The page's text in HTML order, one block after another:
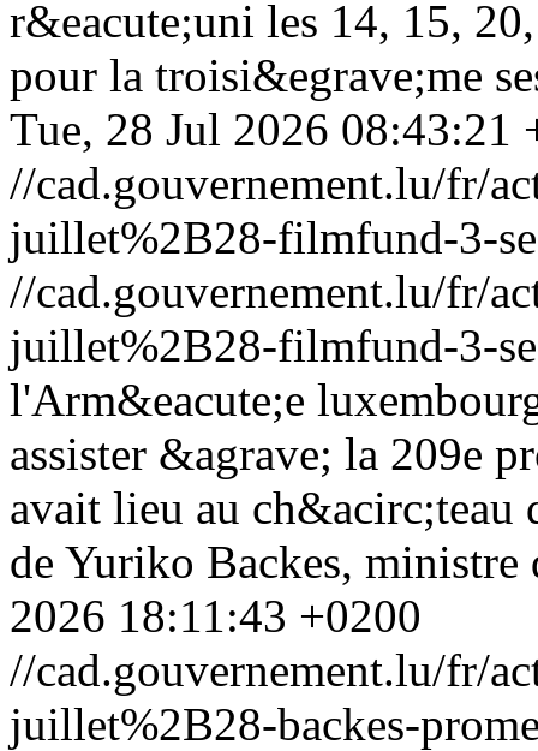
r&eacute;uni les 14, 15,
pour la troisi&egrave;me
Tue, 28 Jul 2026 08:43:21
//cad.gouvernement.lu/fr/
juillet%2B28-filmfund-3-
//cad.gouvernement.lu/fr/
juillet%2B28-filmfund-3-
l'Arm&eacute;e
assister &agrave; la 209e
avait lieu au ch&acirc;teau
de Yuriko Backes, ministre
2026 18:11:43 +0200
//cad.gouvernement.lu/fr/
juillet%2B28-backes-